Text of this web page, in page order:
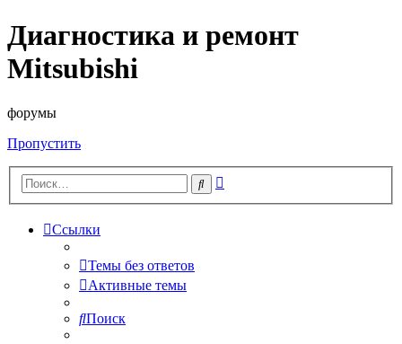
Диагностика и ремонт
Mitsubishi
форумы
Пропустить
Поиск
Ссылки
Темы без ответов
Активные темы
Поиск